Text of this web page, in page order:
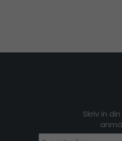
Skriv in